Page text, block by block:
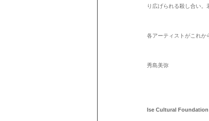
り広げられる殺し合い。
各アーティストがこれか
秀島美弥
Ise Cultural